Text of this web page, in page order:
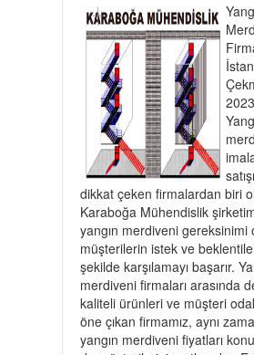
dikkat çeken firmalardan biri
Karaboğa Mühendislik
yangın merdiveni gereksinimi
müşterilerin istek ve
şekilde karşılamayı başarır.
merdiveni firmaları arasında
kaliteli ürünleri ve müşteri
öne çıkan firmamız, aynı
yangın merdiveni fiyatları